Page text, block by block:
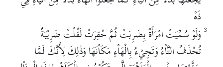
ذَهْ
وَلَوْ سُمِّيَتْ امْرَأَةٌ بِضَرِبَتْ ثُمَّ حُقِرَتْ لَقُلْتْ ضَرِيْبَةٌ
تُحْذَفُ التَّاْءُ وَتَجِيْءُ بِالْهَاْءِ مَكَاْنَهَا وَذٰلِكَ لِأَنَّكَ لَمَّا
3